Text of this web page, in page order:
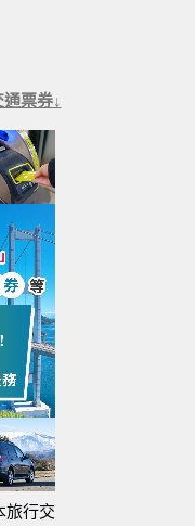
通票券↓
旅行交